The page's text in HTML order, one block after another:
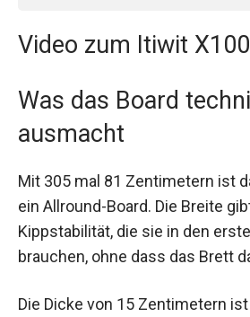
Video zum Itiwit
Was das Board
ausmacht
Mit 305 mal 81 Zentimetern ist
ein Allround-Board. Die Breite
Kippstabilität, die sie in den
brauchen, ohne dass das Brett
Die Dicke von 15 Zentimetern